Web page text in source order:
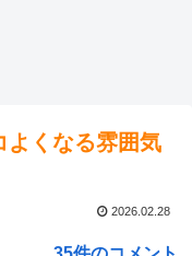
よくなる雰囲気
2026.02.28